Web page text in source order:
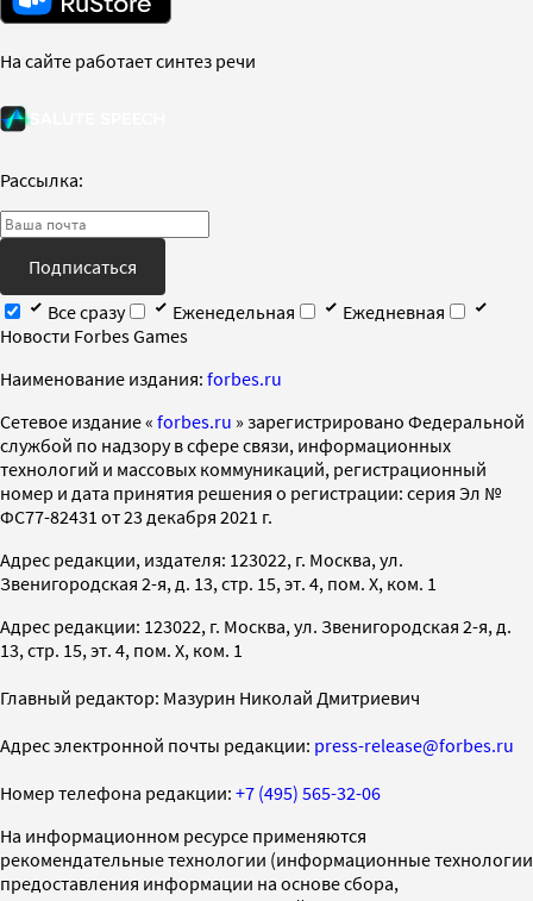
На сайте работает синтез речи
Рассылка:
Подписаться
Все сразу
Еженедельная
Ежедневная
Новости Forbes Games
Наименование издания: forbes.ru
Cетевое издание « forbes.ru » зарегистрировано Федеральной
службой по надзору в сфере связи, информационных
технологий и массовых коммуникаций, регистрационный
номер и дата принятия решения о регистрации: серия Эл №
ФС77-82431 от 23 декабря 2021 г.
Адрес редакции, издателя: 123022, г. Москва, ул.
Звенигородская 2-я, д. 13, стр. 15, эт. 4, пом. X, ком. 1
Адрес редакции: 123022, г. Москва, ул. Звенигородская 2-я, д.
13, стр. 15, эт. 4, пом. X, ком. 1
Главный редактор: Мазурин Николай Дмитриевич
Адрес электронной почты редакции: press-release@forbes.ru
Номер телефона редакции: +7 (495) 565-32-06
На информационном ресурсе применяются
рекомендательные технологии (информационные технологии
предоставления информации на основе сбора,